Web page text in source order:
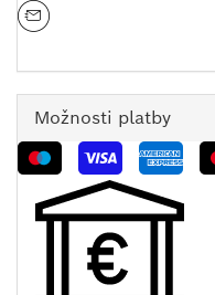
Možnosti platby